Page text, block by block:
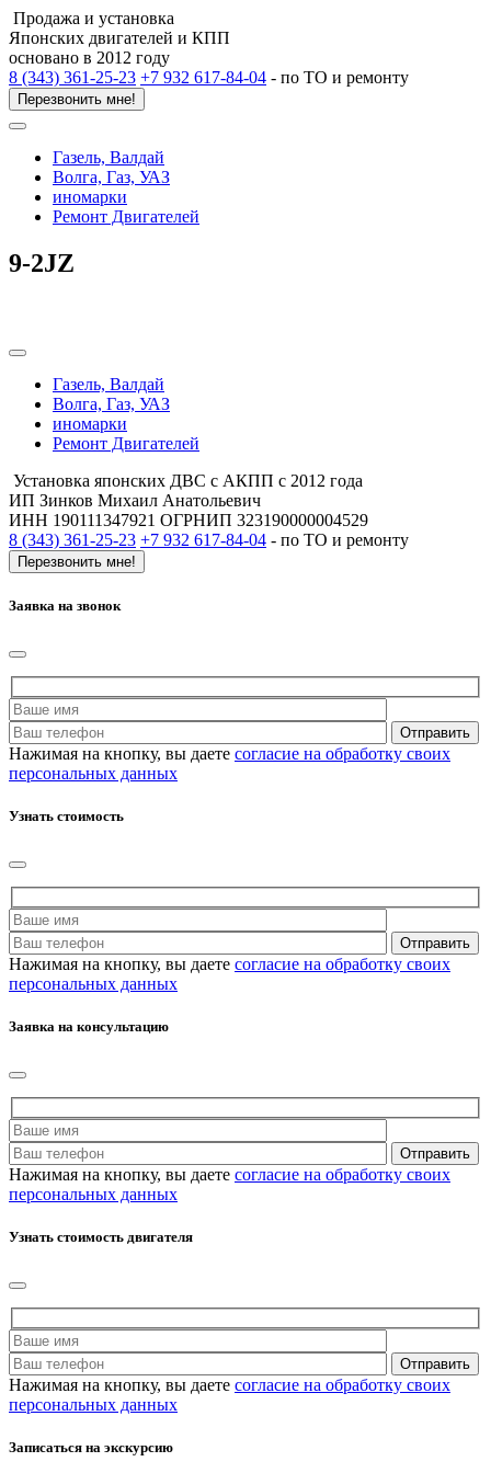
Продажа и установка
Японских двигателей и КПП
основано в 2012 году
8 (343) 361-25-23 +7 932 617-84-04 - по ТО и ремонту
Перезвонить мне!
Газель, Валдай
Волга, Газ, УАЗ
иномарки
Ремонт Двигателей
9-2JZ
Газель, Валдай
Волга, Газ, УАЗ
иномарки
Ремонт Двигателей
Установка японских ДВС с АКПП с 2012 года
ИП Зинков Михаил Анатольевич
ИНН 190111347921 ОГРНИП 323190000004529
8 (343) 361-25-23 +7 932 617-84-04 - по ТО и ремонту
Перезвонить мне!
Заявка на звонок
Нажимая на кнопку, вы даете согласие на обработку своих
персональных данных
Узнать стоимость
Нажимая на кнопку, вы даете согласие на обработку своих
персональных данных
Заявка на консультацию
Нажимая на кнопку, вы даете согласие на обработку своих
персональных данных
Узнать стоимость двигателя
Нажимая на кнопку, вы даете согласие на обработку своих
персональных данных
Записаться на экскурсию